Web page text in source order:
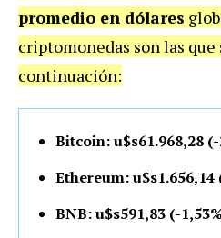
promedio en dólares
criptomonedas son las
continuación:
Bitcoin: u$s61.968,28
Ethereum: u$s1.656,14
BNB: u$s591,83 (-